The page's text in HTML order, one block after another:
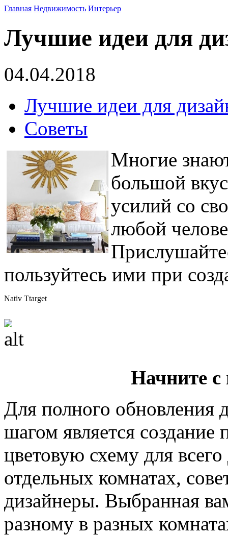
Главная Недвижимость Интерьер
Лучшие идеи для
04.04.2018
Лучшие идеи для
Советы
Многие
большой
усилий со
любой
пользуйтесь ими при
Nativ Ttarget
Начните с
Для полного обновления
шагом является
цветовую схему для
отдельных комнатах,
дизайнеры. Выбранная
разному в разных